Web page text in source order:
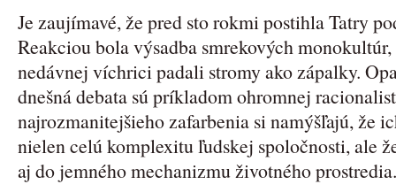
Je zaujímavé, že pred sto rokmi postihla Tatry
Reakciou bola výsadba smrekových
nedávnej víchrici padali stromy ako zápalky.
dnešná debata sú príkladom ohromnej
najrozmanitejšieho zafarbenia si namýšľajú, že
nielen celú komplexitu ľudskej spoločnosti, ale
aj do jemného mechanizmu životného prostredia.